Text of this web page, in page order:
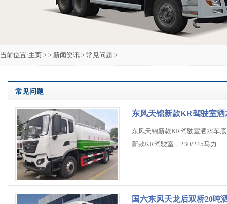
当前位置:主页 > > 新闻资讯 > 常见问题 >
常见问题
东风天锦新款KR驾驶室
东风天锦新款KR驾驶室洒水车
新款KR驾驶室，230/245马力…
国六东风天龙后双桥20吨